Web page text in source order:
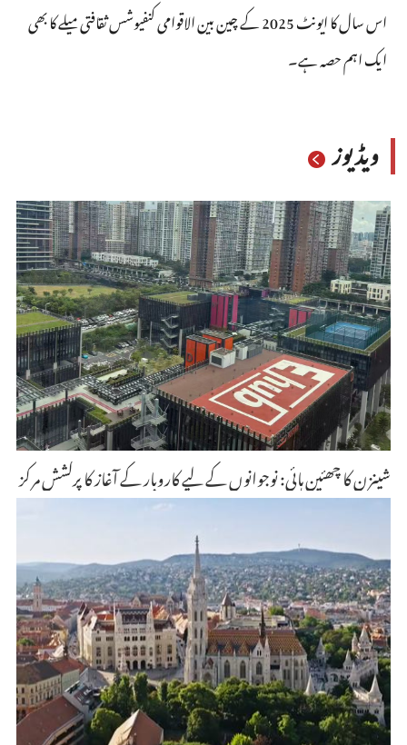
اس سال کا ایونٹ 2025 کے چین بین الاقوامی کنفیوشس ثقافتی میلے کا بھی
ایک اہم حصہ ہے۔
ویڈیوز
شینزن کا چھئین ہائی: نوجوانوں کے لیے کاروبار کے آغاز کا پرکشش مرکز